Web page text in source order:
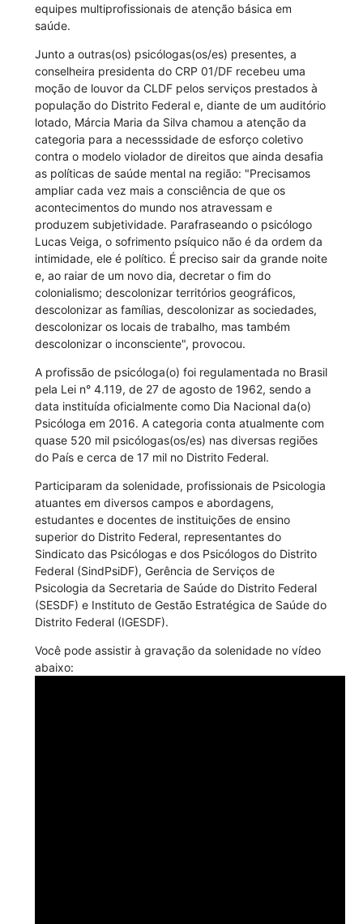
equipes multiprofissionais de atenção básica em
saúde.
Junto a outras(os) psicólogas(os/es) presentes, a
conselheira presidenta do CRP 01/DF recebeu uma
moção de louvor da CLDF pelos serviços prestados à
população do Distrito Federal e, diante de um auditório
lotado, Márcia Maria da Silva chamou a atenção da
categoria para a necesssidade de esforço coletivo
contra o modelo violador de direitos que ainda desafia
as políticas de saúde mental na região: "Precisamos
ampliar cada vez mais a consciência de que os
acontecimentos do mundo nos atravessam e
produzem subjetividade. Parafraseando o psicólogo
Lucas Veiga, o sofrimento psíquico não é da ordem da
intimidade, ele é político. É preciso sair da grande noite
e, ao raiar de um novo dia, decretar o fim do
colonialismo; descolonizar territórios geográficos,
descolonizar as famílias, descolonizar as sociedades,
descolonizar os locais de trabalho, mas também
descolonizar o inconsciente", provocou.
A profissão de psicóloga(o) foi regulamentada no Brasil
pela Lei n° 4.119, de 27 de agosto de 1962, sendo a
data instituída oficialmente como Dia Nacional da(o)
Psicóloga em 2016. A categoria conta atualmente com
quase 520 mil psicólogas(os/es) nas diversas regiões
do País e cerca de 17 mil no Distrito Federal.
Participaram da solenidade, profissionais de Psicologia
atuantes em diversos campos e abordagens,
estudantes e docentes de instituições de ensino
superior do Distrito Federal, representantes do
Sindicato das Psicólogas e dos Psicólogos do Distrito
Federal (SindPsiDF), Gerência de Serviços de
Psicologia da Secretaria de Saúde do Distrito Federal
(SESDF) e Instituto de Gestão Estratégica de Saúde do
Distrito Federal (IGESDF).
Você pode assistir à gravação da solenidade no vídeo
abaixo: